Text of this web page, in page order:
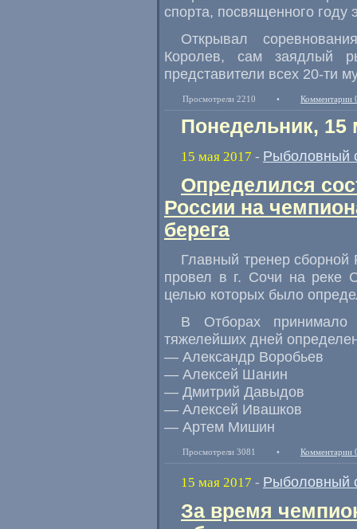
спорта, посвященного году
Открывал
Королев,
сам заядлый
представители всех 20-ти
Просмотрели 2210 • Комментарии
Понедельник, 15
15 мая 2017 - Рыболовный
Определился
России на
берега
Главный тренер
провел в г. Сочи на реке
целью которых было
В Отборах принимало
тяжелейших дней
— Александр Воробьев
— Алексей Шанин
— Дмитрий Давыдов
— Алексей Ивашков
— Артем Мишин
Просмотрели 3081 • Комментарии
15 мая 2017 - Рыболовный
За время